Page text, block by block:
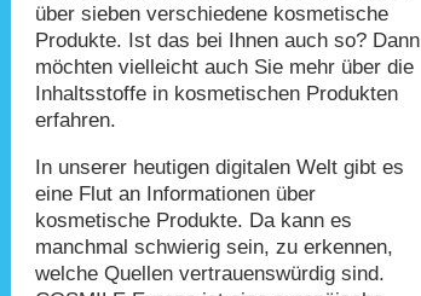
über sieben verschiedene kosmetische
Produkte. Ist das bei Ihnen auch so? Dann
möchten vielleicht auch Sie mehr über die
Inhaltsstoffe in kosmetischen Produkten
erfahren.
In unserer heutigen digitalen Welt gibt es
eine Flut an Informationen über
kosmetische Produkte. Da kann es
manchmal schwierig sein, zu erkennen,
welche Quellen vertrauenswürdig sind.